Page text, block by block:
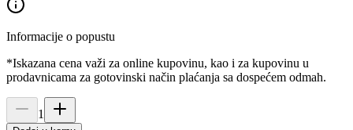
Informacije o popustu
*Iskazana cena važi za online kupovinu, kao i za kupovinu u
prodavnicama za gotovinski način plaćanja sa dospećem odmah.
1